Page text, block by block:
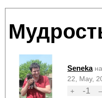
Seneka
22, May,
+
-1 –